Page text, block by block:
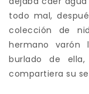
todo mal,
colección de
hermano varón
burlado de
compartiera su